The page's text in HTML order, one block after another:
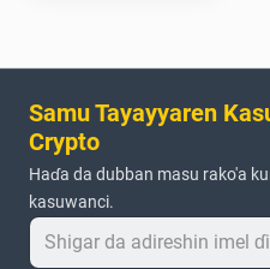
Samu Tayayyaren
Crypto
Haɗa da dubban masu rako'a
kasuwanci.